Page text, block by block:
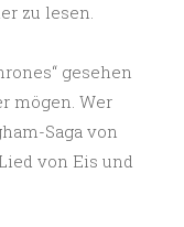
zu lesen.
gesehen
mögen. Wer
Saga von
von Eis und